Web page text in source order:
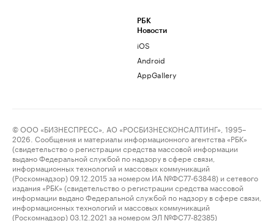
РБК
Новости
iOS
Android
AppGallery
© ООО «БИЗНЕСПРЕСС», АО «РОСБИЗНЕСКОНСАЛТИНГ», 1995–
2026. Сообщения и материалы информационного агентства «РБК»
(свидетельство о регистрации средства массовой информации
выдано Федеральной службой по надзору в сфере связи,
информационных технологий и массовых коммуникаций
(Роскомнадзор) 09.12.2015 за номером ИА №ФС77-63848) и сетевого
издания «РБК» (свидетельство о регистрации средства массовой
информации выдано Федеральной службой по надзору в сфере связи,
информационных технологий и массовых коммуникаций
(Роскомнадзор) 03.12.2021 за номером ЭЛ №ФС77-82385)